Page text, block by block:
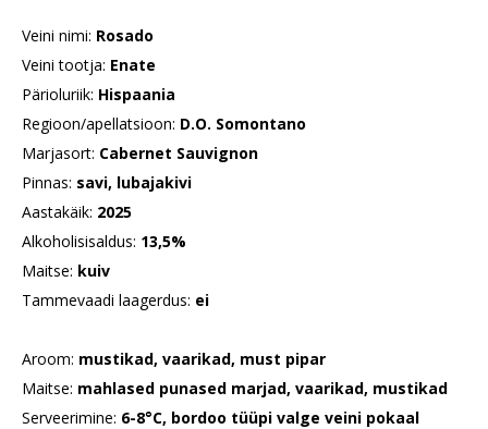
Veini nimi: Rosado
Veini tootja: Enate
Pärioluriik: Hispaania
Regioon/apellatsioon: D.O. Somontano
Marjasort: Cabernet Sauvignon
Pinnas: savi, lubajakivi
Aastakäik: 2025
Alkoholisisaldus: 13,5%
Maitse: kuiv
Tammevaadi laagerdus: ei
Aroom: mustikad, vaarikad, must pipar
Maitse: mahlased punased marjad, vaarikad, mustikad
Serveerimine: 6-8°C, bordoo tüüpi valge veini pokaal